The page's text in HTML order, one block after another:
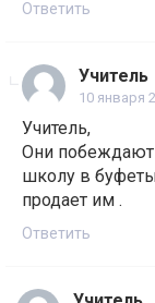
Ответить
Учитель
10 января
Учитель,
Они побеждают
школу в
продает им .
Ответить